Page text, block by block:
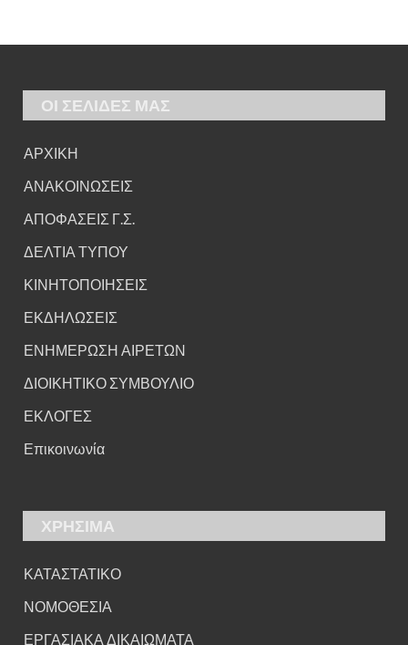
ΟΙ ΣΕΛΙΔΕΣ ΜΑΣ
ΑΡΧΙΚΗ
ΑΝΑΚΟΙΝΩΣΕΙΣ
ΑΠΟΦΑΣΕΙΣ Γ.Σ.
ΔΕΛΤΙΑ ΤΥΠΟΥ
ΚΙΝΗΤΟΠΟΙΗΣΕΙΣ
ΕΚΔΗΛΩΣΕΙΣ
ΕΝΗΜΕΡΩΣΗ ΑΙΡΕΤΩΝ
ΔΙΟΙΚΗΤΙΚΟ ΣΥΜΒΟΥΛΙΟ
ΕΚΛΟΓΕΣ
Επικοινωνία
ΧΡΗΣΙΜΑ
ΚΑΤΑΣΤΑΤΙΚΟ
ΝΟΜΟΘΕΣΙΑ
ΕΡΓΑΣΙΑΚΑ ΔΙΚΑΙΩΜΑΤΑ